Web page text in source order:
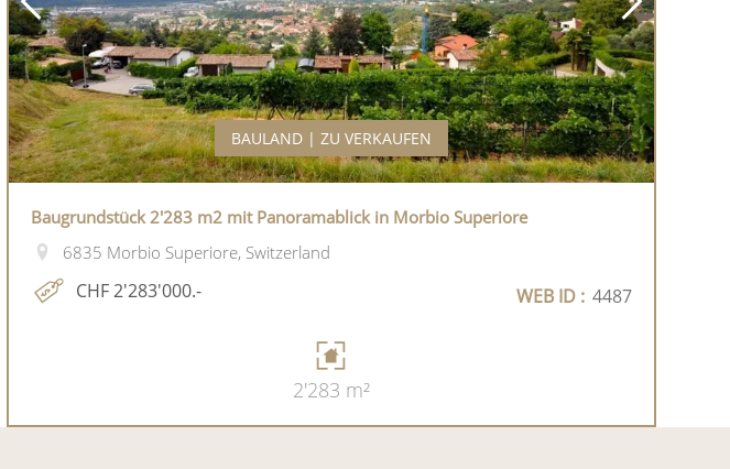
BAULAND | ZU VERKAUFEN
Baugrundstück 2'283 m2 mit Panoramablick in Morbio Superiore
6835 Morbio Superiore, Switzerland
CHF 2'283'000.- WEB ID : 4487
2'283 m²